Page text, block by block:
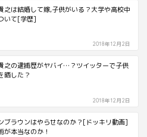
之は結婚して嫁,子供がいる？大学や高校中
いて[学歴]
2018年12月2日
之の逮捕歴がヤバイ…？ツイッターで子供
晒した？
2018年12月2日
ブラウンはやらせなのか？[ドッキリ動画]
が本当なのか！